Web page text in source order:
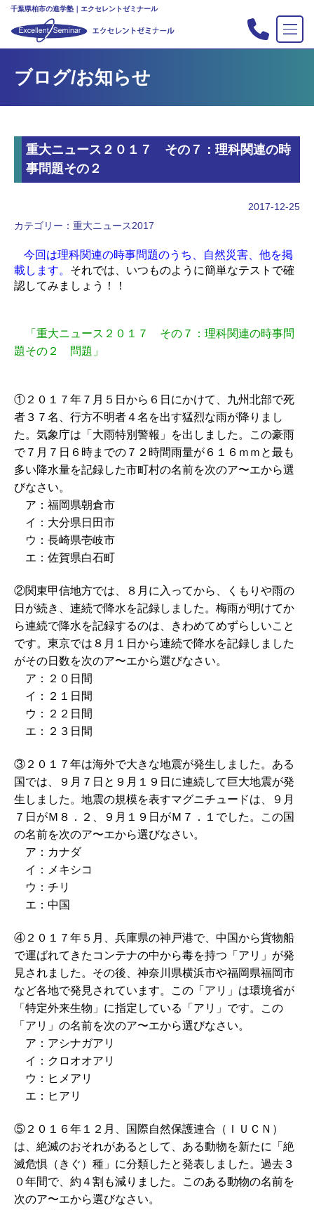
千葉県柏市の進学塾｜エクセレントゼミナール
塾の紹介
合格実績
入会案内
行事
新・主宰のブログ
私立中高リンク集
プライバシーポリシー
ブログ/お知らせ
重大ニュース２０１７ その７：理科関連の時
事問題その２
2017-12-25
カテゴリー： 重大ニュース2017
今回は理科関連の時事問題のうち、自然災害、他を掲
載します。 それでは、いつものように簡単なテストで確
認してみましょう！！
「重大ニュース２０１７ その７：理科関連の時事問
題その２ 問題」
①２０１７年７月５日から６日にかけて、九州北部で死
者３７名、行方不明者４名を出す猛烈な雨が降りまし
た。気象庁は「大雨特別警報」を出しました。この豪雨
で７月７日６時までの７２時間雨量が６１６ｍｍと最も
多い降水量を記録した市町村の名前を次のア〜エから選
びなさい。
ア：福岡県朝倉市
イ：大分県日田市
ウ：長崎県壱岐市
エ：佐賀県白石町
②関東甲信地方では、８月に入ってから、くもりや雨の
日が続き、連続で降水を記録しました。梅雨が明けてか
ら連続で降水を記録するのは、きわめてめずらしいこと
です。東京では８月１日から連続で降水を記録しました
がその日数を次のア〜エから選びなさい。
ア：２０日間
イ：２１日間
ウ：２２日間
エ：２３日間
③２０１７年は海外で大きな地震が発生しました。ある
国では、９月７日と９月１９日に連続して巨大地震が発
生しました。地震の規模を表すマグニチュードは、９月
７日がＭ８．２、９月１９日がＭ７．１でした。この国
の名前を次のア〜エから選びなさい。
ア：カナダ
イ：メキシコ
ウ：チリ
エ：中国
④２０１７年５月、兵庫県の神戸港で、中国から貨物船
で運ばれてきたコンテナの中から毒を持つ「アリ」が発
見されました。その後、神奈川県横浜市や福岡県福岡市
など各地で発見されています。この「アリ」は環境省が
「特定外来生物」に指定している「アリ」です。この
「アリ」の名前を次のア〜エから選びなさい。
ア：アシナガアリ
イ：クロオオアリ
ウ：ヒメアリ
エ：ヒアリ
⑤２０１６年１２月、国際自然保護連合（ＩＵＣＮ）
は、絶滅のおそれがあるとして、ある動物を新たに「絶
滅危惧（きぐ）種」に分類したと発表しました。過去３
０年間で、約４割も減りました。このある動物の名前を
次のア〜エから選びなさい。